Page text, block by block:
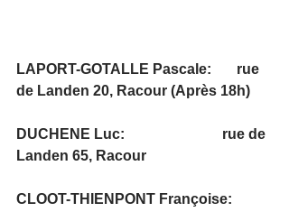
LAPORT-GOTALLE Pascale:       rue
de Landen 20, Racour (Après 18h)
DUCHENE Luc:                           rue de
Landen 65, Racour
CLOOT-THIENPONT Françoise: